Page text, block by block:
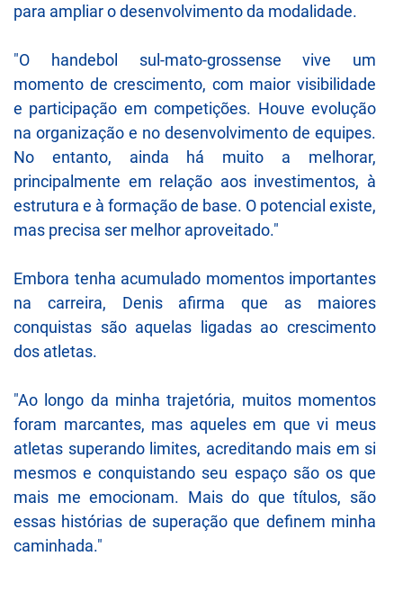
para ampliar o desenvolvimento da modalidade.
"O handebol sul-mato-grossense vive um
momento de crescimento, com maior visibilidade
e participação em competições. Houve evolução
na organização e no desenvolvimento de equipes.
No entanto, ainda há muito a melhorar,
principalmente em relação aos investimentos, à
estrutura e à formação de base. O potencial existe,
mas precisa ser melhor aproveitado."
Embora tenha acumulado momentos importantes
na carreira, Denis afirma que as maiores
conquistas são aquelas ligadas ao crescimento
dos atletas.
"Ao longo da minha trajetória, muitos momentos
foram marcantes, mas aqueles em que vi meus
atletas superando limites, acreditando mais em si
mesmos e conquistando seu espaço são os que
mais me emocionam. Mais do que títulos, são
essas histórias de superação que definem minha
caminhada."